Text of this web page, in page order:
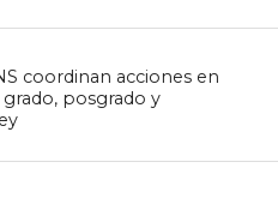
coordinan acciones en
posgrado y